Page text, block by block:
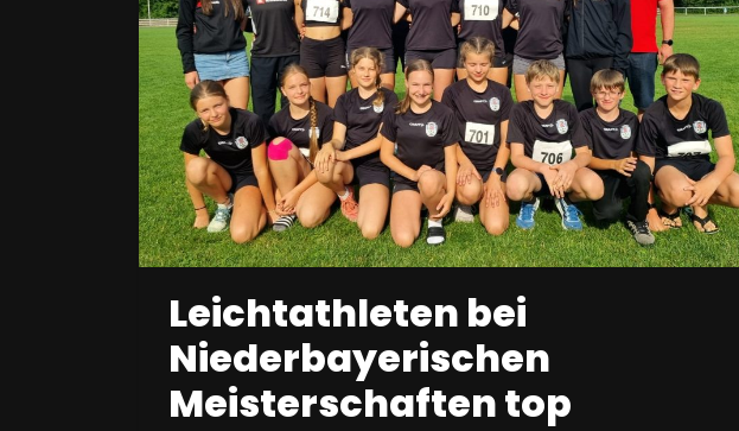
Leichtathleten bei
Niederbayerischen
Meisterschaften top